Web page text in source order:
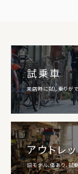
試乗車
来店時に試し乗りが
アウトレ
旧モデル、傷あり、